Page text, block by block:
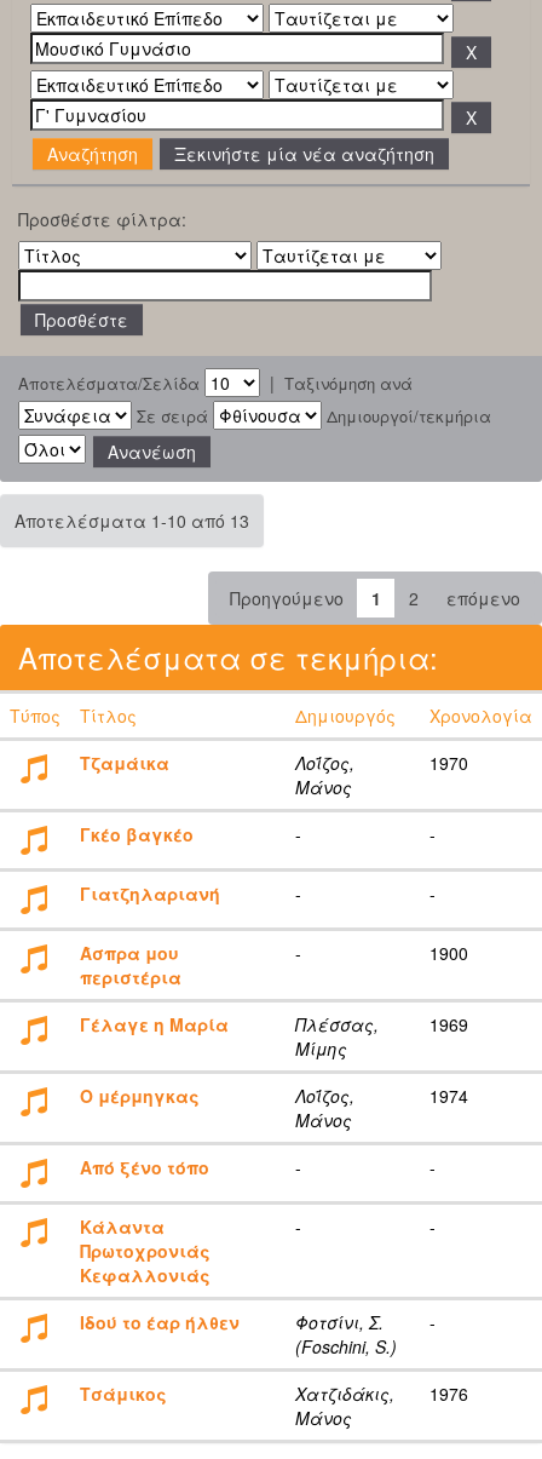
Ξεκινήστε μία νέα αναζήτηση
Προσθέστε φίλτρα:
Αποτελέσματα/Σελίδα | Ταξινόμηση ανά
Σε σειρά
Δημιουργοί/τεκμήρια
Αποτελέσματα 1-10 από 13
Προηγούμενο 1 2 επόμενο
Αποτελέσματα σε τεκμήρια:
Τύπος Τίτλος Δημιουργός
Χρονολογία
Τζαμάικα
Λοΐζος,
Μάνος
1970
Γκέο βαγκέο - -
Γιατζηλαριανή - -
Άσπρα μου
περιστέρια
- 1900
Γέλαγε η Μαρία
Πλέσσας,
Μίμης
1969
Ο μέρμηγκας
Λοΐζος,
Μάνος
1974
Από ξένο τόπο - -
Κάλαντα
Πρωτοχρονιάς
Κεφαλλονιάς
- -
Ιδού το έαρ ήλθεν
Φοτσίνι, Σ.
(Foschini, S.)
-
Τσάμικος
Χατζιδάκις,
Μάνος
1976